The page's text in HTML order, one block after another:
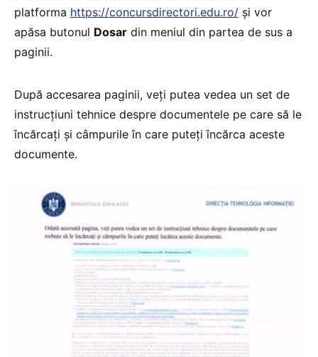
platforma https://concursdirectori.edu.ro/ și vor
apăsa butonul Dosar din meniul din partea de sus a
paginii.
După accesarea paginii, veți putea vedea un set de
instrucțiuni tehnice despre documentele pe care să le
încărcați și câmpurile în care puteți încărca aceste
documente.